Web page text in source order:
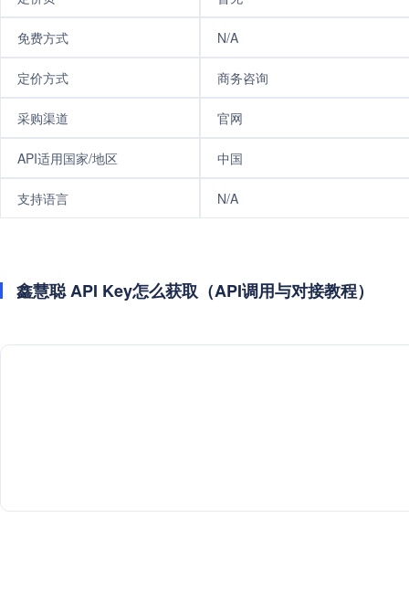
免费方式 N/A
定价方式 商务咨询
采购渠道 官网
API适用国家/地区 中国
支持语言 N/A
鑫慧聪 API Key怎么获取（API调用与对接教程）